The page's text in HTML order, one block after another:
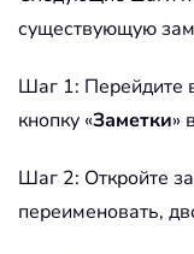
существующую
Шаг 1: Перейдите
кнопку «Заметки»
Шаг 2: Откройте
переименовать,